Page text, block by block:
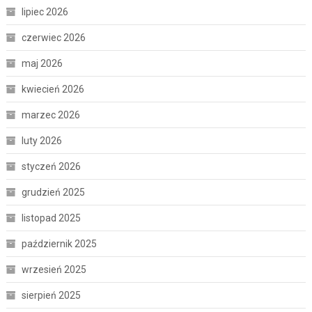
lipiec 2026
czerwiec 2026
maj 2026
kwiecień 2026
marzec 2026
luty 2026
styczeń 2026
grudzień 2025
listopad 2025
październik 2025
wrzesień 2025
sierpień 2025